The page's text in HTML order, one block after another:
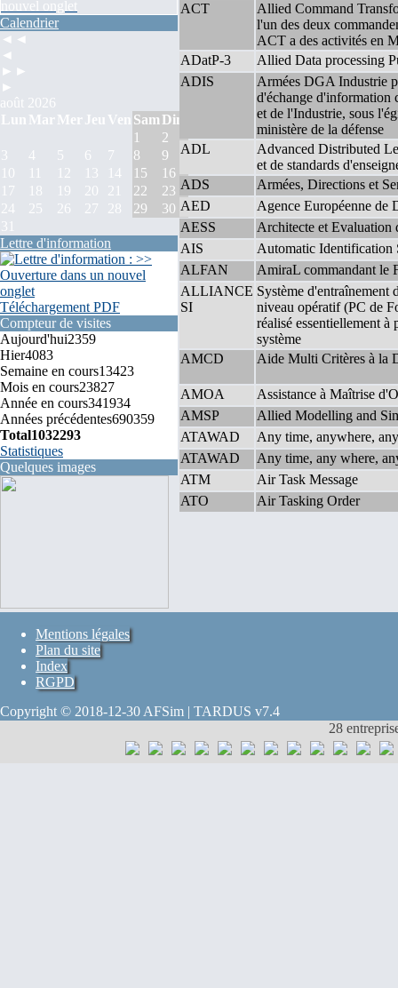
Calendrier
◄◄
◄
►►
►
août 2026
Lun Mar Mer Jeu Ven Sam Dim
1
2
3
4 5 6 7 8
9
10
11 12 13 14 15
16
17
18 19 20 21 22
23
24
25 26 27 28 29
30
31
Lettre d'information
Téléchargement PDF
Compteur de visites
Aujourd'hui2359
Hier4083
Semaine en cours13423
Mois en cours23827
Année en cours341934
Années précédentes690359
Total1032293
Statistiques
Quelques images
ACT
Allied Command
l'un des deux
ACT a des activités en
ADatP-3
Allied Data processing
ADIS
Armées DGA Industrie
d'échange d'information
et de l'Industrie, sous
ministère de la défense
ADL
Advanced Distributed
et de standards
ADS
Armées, Directions et
AED
Agence Européenne de
AESS
Architecte et Evaluation
AIS
Automatic Identification
ALFAN
AmiraL commandant le
ALLIANCE
SI
Système d'entraînement
niveau opératif (PC de
réalisé essentiellement
système
AMCD
Aide Multi Critères à la
AMOA
Assistance à Maîtrise
AMSP
Allied Modelling and
ATAWAD
Any time, anywhere,
ATAWAD
Any time, any where,
ATM
Air Task Message
ATO
Air Tasking Order
Mentions légales
Plan du site
Index
RGPD
Copyright © 2018-12-30 AFSim | TARDUS v7.4
28